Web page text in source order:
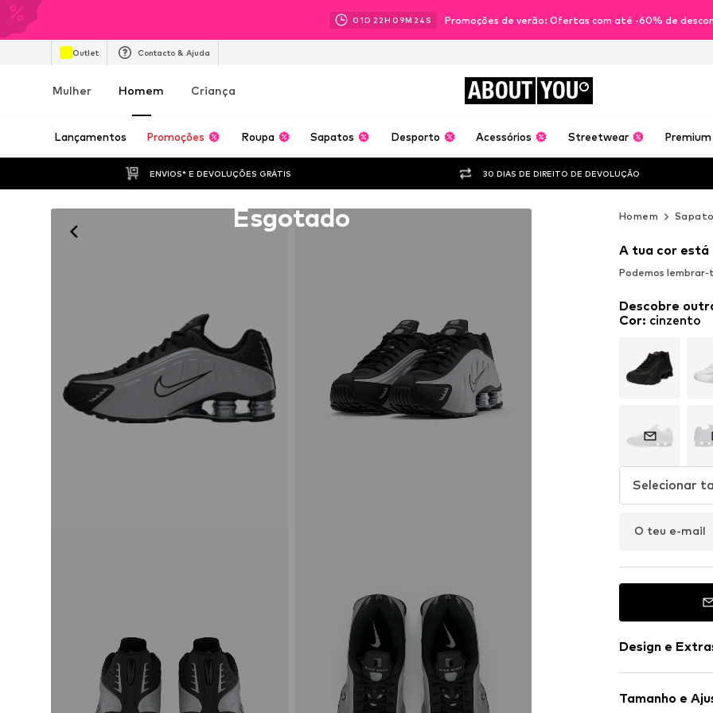
01D 22H 09M 22 S Promoções de verão: Ofertas com até -60% de
Outlet Contacto & Ajuda
Mulher Homem Criança ABOUT YOU
Lançamentos Promoções Roupa Sapatos Desporto Acessórios Streetwear Premium
ENVIOS* E DEVOLUÇÕES GRÁTIS 30 DIAS DE DIREITO DE DEVOLUÇÃO
Esgotado Homem
A tua cor está
Podemos
Descobre
Cor: cinzento
Selecionar
O teu e-mail
Design e
Imitação de
Tamanho e